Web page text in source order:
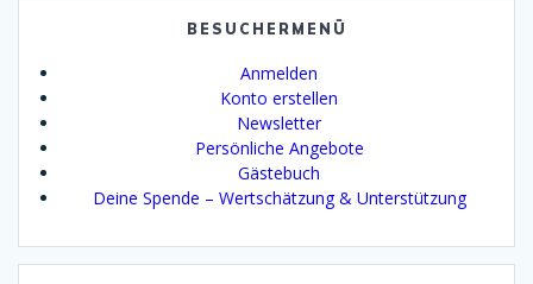
BESUCHERMENÜ
Anmelden
Konto erstellen
Newsletter
Persönliche Angebote
Gästebuch
Deine Spende – Wertschätzung & Unterstützung